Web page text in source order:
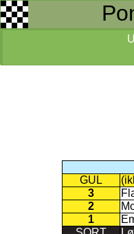
GUL
3
2
1